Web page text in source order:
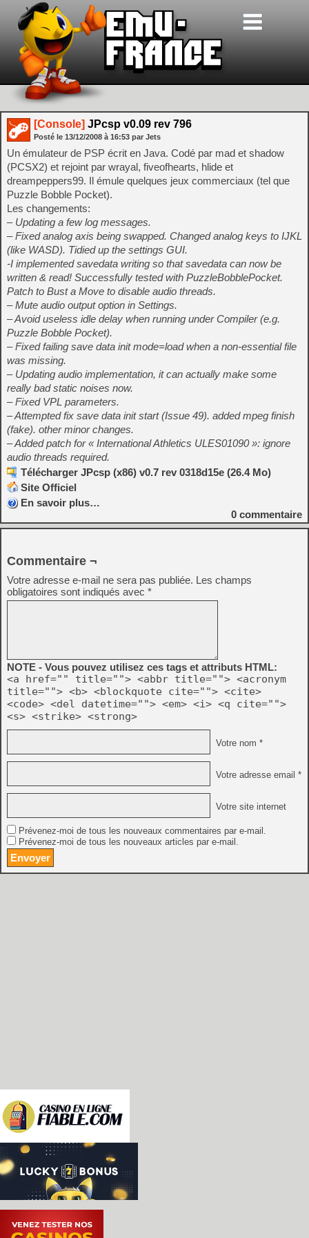
[Console] JPcsp v0.09 rev 796
Posté le 13/12/2008 à 16:53 par Jets
Un émulateur de PSP écrit en Java. Codé par mad et shadow
(PCSX2) et rejoint par wrayal, fiveofhearts, hlide et
dreampeppers99. Il émule quelques jeux commerciaux (tel que
Puzzle Bobble Pocket).
Les changements:
– Updating a few log messages.
– Fixed analog axis being swapped. Changed analog keys to IJKL
(like WASD). Tidied up the settings GUI.
-I implemented savedata writing so that savedata can now be
written & read! Successfully tested with PuzzleBobblePocket.
Patch to Bust a Move to disable audio threads.
– Mute audio output option in Settings.
– Avoid useless idle delay when running under Compiler (e.g.
Puzzle Bobble Pocket).
– Fixed failing save data init mode=load when a non-essential file
was missing.
– Updating audio implementation, it can actually make some
really bad static noises now.
– Fixed VPL parameters.
– Attempted fix save data init start (Issue 49). added mpeg finish
(fake). other minor changes.
– Added patch for « International Athletics ULES01090 »: ignore
audio threads required.
Télécharger JPcsp (x86) v0.7 rev 0318d15e (26.4 Mo)
Site Officiel
En savoir plus…
0 commentaire
Commentaire ¬
Votre adresse e-mail ne sera pas publiée. Les champs
obligatoires sont indiqués avec *
NOTE - Vous pouvez utilisez ces tags et attributs HTML:
<a href="" title=""> <abbr title=""> <acronym
title=""> <b> <blockquote cite=""> <cite>
<code> <del datetime=""> <em> <i> <q cite="">
<s> <strike> <strong>
Votre nom *
Votre adresse email *
Votre site internet
Prévenez-moi de tous les nouveaux commentaires par e-mail.
Prévenez-moi de tous les nouveaux articles par e-mail.